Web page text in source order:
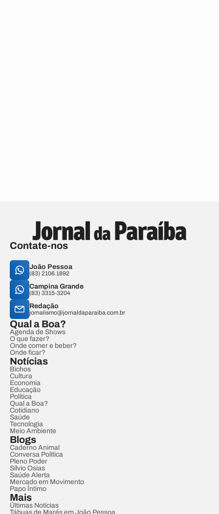
Contate-nos
João Pessoa
(83) 2106.1892
Campina Grande
(83) 3315-3204
Redação
jornalismo@jornaldaparaiba.com.br
Qual a Boa?
Agenda de Shows
O que fazer?
Onde comer e beber?
Onde ficar?
Notícias
Bichos
Cultura
Economia
Educação
Política
Qual a Boa?
Cotidiano
Saúde
Tecnologia
Meio Ambiente
Blogs
Caderno Animal
Conversa Política
Pleno Poder
Sílvio Osias
Saúde Alerta
Mercado em Movimento
Papo Íntimo
Mais
Últimas Notícias
Tábuas de Marés em João Pessoa